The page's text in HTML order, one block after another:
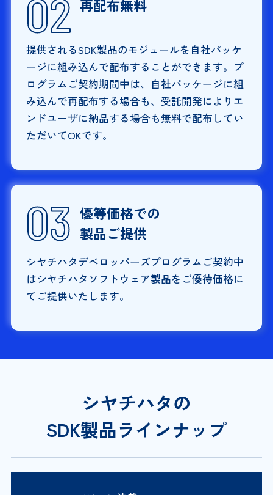
再配布無料
提供されるSDK製品のモジュールを自社パッケ
ージに組み込んで配布することができます。プ
ログラムご契約期間中は、自社パッケージに組
み込んで再配布する場合も、受託開発によりエ
ンドユーザに納品する場合も無料で配布してい
ただいてOKです。
優等価格での
製品ご提供
シヤチハタデベロッパーズプログラムご契約中
はシヤチハタソフトウェア製品をご優待価格に
てご提供いたします。
シヤチハタの
SDK製品ラインナップ